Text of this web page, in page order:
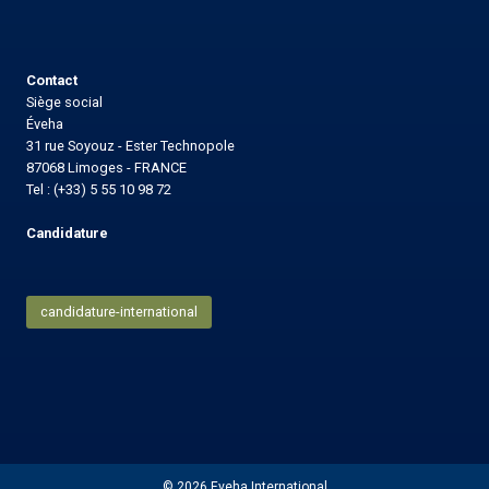
Contact
Siège social
Éveha
31 rue Soyouz - Ester Technopole
87068 Limoges - FRANCE
Tel : (+33) 5 55 10 98 72
Candidature
candidature-international